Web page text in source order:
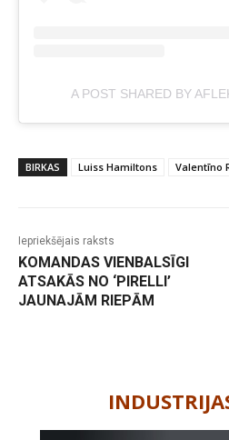
A POST SHARED BY
BIRKAS Luiss Hamiltons Valentīno
Iepriekšējais raksts
KOMANDAS VIENBALSĪGI
ATSAKĀS NO ‘PIRELLI’
JAUNAJĀM RIEPĀM